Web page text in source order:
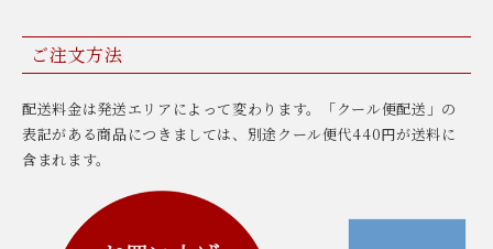
ご注文方法
配送料金は発送エリアによって変わります。「クール便配送」の
表記がある商品につきましては、別途クール便代440円が送料に
含まれます。